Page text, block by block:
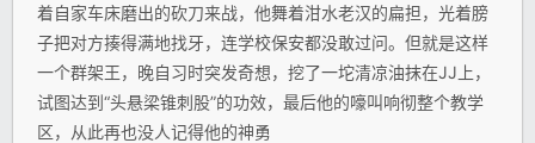
着自家车床磨出的砍刀来战，他舞着泔水老汉的扁担，光着膀
子把对方揍得满地找牙，连学校保安都没敢过问。但就是这样
一个群架王，晚自习时突发奇想，挖了一坨清凉油抹在JJ上，
试图达到“头悬梁锥刺股”的功效，最后他的嚎叫响彻整个教学
区，从此再也没人记得他的神勇